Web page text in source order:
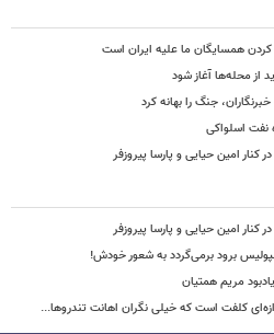
همسایگان ما علیه ایران است
از محله‌ها آغاز شود
جنگ را بهانه کرد
نفت اسلواکی
امین حیایی و پارسا پیروزفر
امین حیایی و پارسا پیروزفر
برود برمی‌گردد به شعور خودش!
مریم همتیان
کلفت است که خیلی نگران اهانت تندروها...